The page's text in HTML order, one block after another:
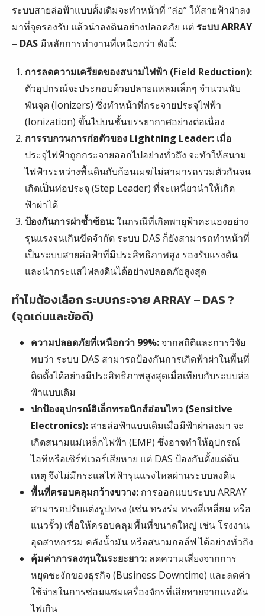
ระบบสายล่อฟ้าแบบดั้งเดิมจะทำหน้าที่ “ล่อ” ให้สายฟ้าผ่าลง
มาที่จุดรองรับ แล้วนำลงดินอย่างปลอดภัย แต่ ระบบ ARRAY
– DAS มีหลักการทำงานที่เหนือกว่า ดังนี้:
การลดความเครียดของสนามไฟฟ้า (Field Reduction):
ตัวอุปกรณ์จะประกอบด้วยปลายแหลมเล็กๆ จำนวนนับ
พันจุด (Ionizers) ซึ่งทำหน้าที่กระจายประจุไฟฟ้า
(Ionization) ขึ้นไปบนชั้นบรรยากาศอย่างต่อเนื่อง
การรบกวนการก่อตัวของ Lightning Leader: เมื่อ
ประจุไฟฟ้าถูกกระจายออกไปอย่างทั่วถึง จะทำให้สนาม
ไฟฟ้าระหว่างพื้นดินกับก้อนเมฆไม่สามารถรวมตัวกันจน
เกิดเป็นท่อประจุ (Step Leader) ที่จะเหนี่ยวนำให้เกิด
ฟ้าผ่าได้
ป้องกันการผ่าซ้ำซ้อน:ในกรณีที่เกิดพายุฟ้าคะนองอย่าง
รุนแรงจนเกินขีดจำกัด ระบบ DAS ก็ยังสามารถทำหน้าที่
เป็นระบบสายล่อฟ้าที่มีประสิทธิภาพสูง รองรับแรงดัน
และนำกระแสไฟลงดินได้อย่างปลอดภัยสูงสุด
ทำไมต้องเลือก ระบบกระจาย ARRAY – DAS ?
(จุดเด่นและข้อดี)
ความปลอดภัยที่เหนือกว่า 99%: จากสถิติและการวิจัย
พบว่า ระบบ DAS สามารถป้องกันการเกิดฟ้าผ่าในพื้นที่
ติดตั้งได้อย่างมีประสิทธิภาพสูงสุดเมื่อเทียบกับระบบล่อ
ฟ้าแบบเดิม
ปกป้องอุปกรณ์อิเล็กทรอนิกส์อ่อนไหว (Sensitive
Electronics): สายล่อฟ้าแบบเดิมเมื่อมีฟ้าผ่าลงมา จะ
เกิดสนามแม่เหล็กไฟฟ้า (EMP) ซึ่งอาจทำให้อุปกรณ์
ไอทีหรือเซิร์ฟเวอร์เสียหาย แต่ DAS ป้องกันตั้งแต่ต้น
เหตุ จึงไม่มีกระแสไฟฟ้ารุนแรงไหลผ่านระบบลงดิน
พื้นที่ครอบคลุมกว้างขวาง: การออกแบบระบบ ARRAY
สามารถปรับแต่งรูปทรง (เช่น ทรงร่ม ทรงสี่เหลี่ยม หรือ
แนวรั้ว) เพื่อให้ครอบคลุมพื้นที่ขนาดใหญ่ เช่น โรงงาน
อุตสาหกรรม คลังน้ำมัน หรือสนามกอล์ฟ ได้อย่างทั่วถึง
คุ้มค่าการลงทุนในระยะยาว: ลดความเสี่ยงจากการ
หยุดชะงักของธุรกิจ (Business Downtime) และลดค่า
ใช้จ่ายในการซ่อมแซมเครื่องจักรที่เสียหายจากแรงดัน
ไฟเกิน